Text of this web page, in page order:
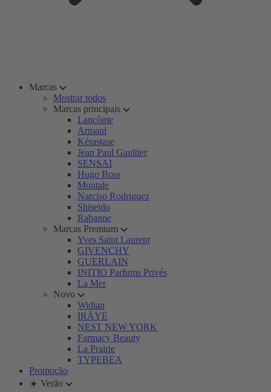
Marcas
Mostrar todos
Marcas principais
Lancôme
Armani
Kérastase
Jean Paul Gaultier
SENSAI
Hugo Boss
Montale
Narciso Rodriguez
Shiseido
Rabanne
Marcas Premium
Yves Saint Laurent
GIVENCHY
GUERLAIN
INITIO Parfums Privés
La Mer
Novo
Widian
IRÄYE
NEST NEW YORK
Farmacy Beauty
La Prairie
TYPEBEA
Promoção
☀️ Verão